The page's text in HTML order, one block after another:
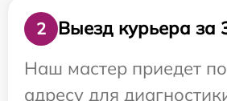
2
Выезд курьера за
Наш мастер приедет
адресу для